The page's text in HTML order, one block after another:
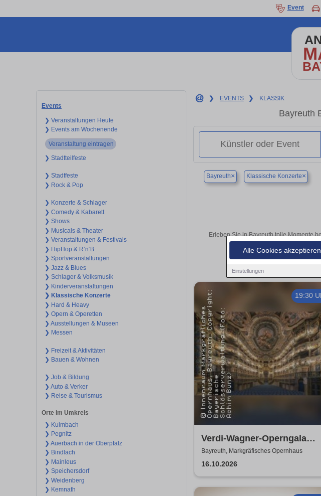
Alle Cookies akzeptieren
Einstellungen
Event
Events
❯ Veranstaltungen Heute
❯ Events am Wochenende
Veranstaltung eintragen
❯ Stadtteilfeste
❯ Stadtfeste
❯ Rock & Pop
❯ Konzerte & Schlager
❯ Comedy & Kabarett
❯ Shows
❯ Musicals & Theater
❯ Veranstaltungen & Festivals
❯ HipHop & R’n‘B
❯ Sportveranstaltungen
❯ Jazz & Blues
❯ Schlager & Volksmusik
❯ Kinderveranstaltungen
❯ Klassische Konzerte
❯ Hard & Heavy
❯ Opern & Operetten
❯ Ausstellungen & Museen
❯ Messen
❯ Freizeit & Aktivitäten
❯ Bauen & Wohnen
❯ Job & Bildung
❯ Auto & Verker
❯ Reise & Tourismus
Orte im Umkreis
❯ Kulmbach
❯ Pegnitz
❯ Auerbach in der Oberpfalz
❯ Bindlach
❯ Mainleus
❯ Speichersdorf
❯ Weidenberg
❯ Kemnath
❯ EVENTS ❯ KLASSIK
Bayreuth
Bayreuth× Klassische Konzerte×
Erleben Sie in Bayreuth tolle Momente
19:30
Verdi-Wagner-Operngala
(Zusatzkonzert) - präsentiert
von Opera Classica Europa
Bayreuth, Markgräfisches Opernhaus
16.10.2026